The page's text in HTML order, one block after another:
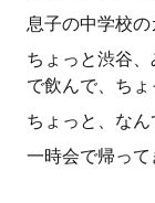
息子の中学校の
ちょっと渋谷
で飲んで、ちょ
ちょっと、なん
一時会で帰って